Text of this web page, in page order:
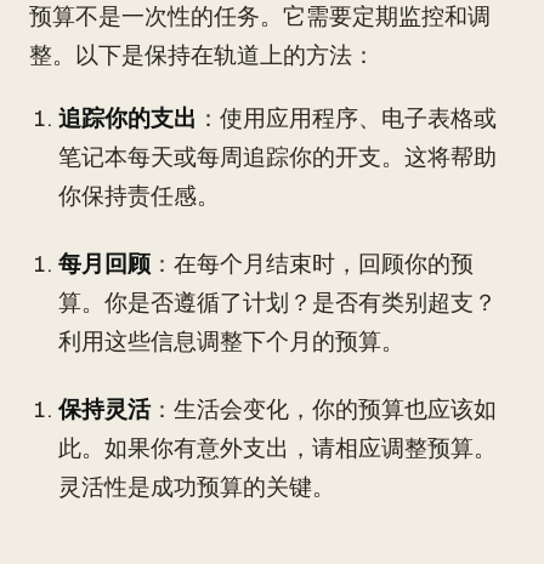
预算不是一次性的任务。它需要定期监控和调
整。以下是保持在轨道上的方法：
追踪你的支出 ：使用应用程序、电子表格或
笔记本每天或每周追踪你的开支。这将帮助
你保持责任感。
每月回顾 ：在每个月结束时，回顾你的预
算。你是否遵循了计划？是否有类别超支？
利用这些信息调整下个月的预算。
保持灵活：生活会变化，你的预算也应该如
此。如果你有意外支出，请相应调整预算。
灵活性是成功预算的关键。